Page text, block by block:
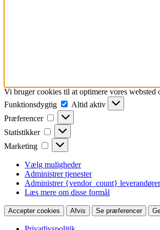
Vi bruger cookies til at optimere vores websted
Funktionsdygtig
Funktionsdygtig
Altid aktiv
Præferencer
Præferencer
Statistikker Statistikker
Marketing Marketing
Vælg muligheder
Administrer tjenester
Administrer {vendor_count} leverandører
Læs mere om disse formål
Accepter cookies Afvis Se præferencer